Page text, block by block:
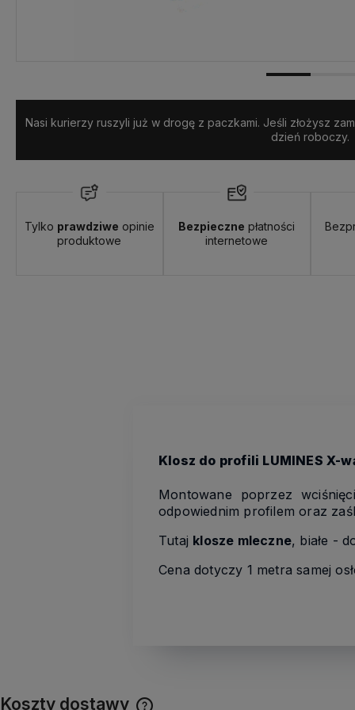
Nasi kurierzy ruszyli już w drogę z paczkami. Jeśli złożysz
dzień roboczy.
Tylko prawdziwe opinie
produktowe
Bezpieczne płatności
internetowe
Klosz do profili LUMINES X-
Montowane poprzez
odpowiednim profilem oraz
Tutaj klosze mleczne, białe -
Cena dotyczy 1 metra samej
Koszty dostawy